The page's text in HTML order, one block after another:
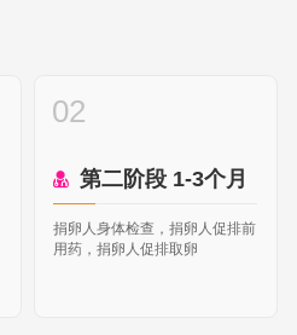
02
第二阶段 1-3个月
捐卵人身体检查，捐卵人促排前
用药，捐卵人促排取卵